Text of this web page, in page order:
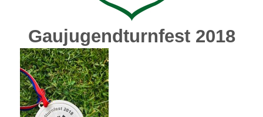
Gaujugendturnfest 2018